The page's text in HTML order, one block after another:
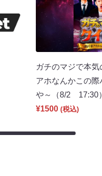
ガチのマジで本
アホなんかこの際
や～（8/2 17:30）
¥1500 (税込)